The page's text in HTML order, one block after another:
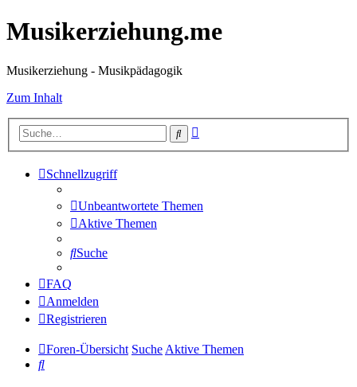
Musikerziehung.me
Musikerziehung - Musikpädagogik
Zum Inhalt
Suche
Schnellzugriff
Unbeantwortete Themen
Aktive Themen
Suche
FAQ
Anmelden
Registrieren
Foren-Übersicht SucheAktive Themen
Suche